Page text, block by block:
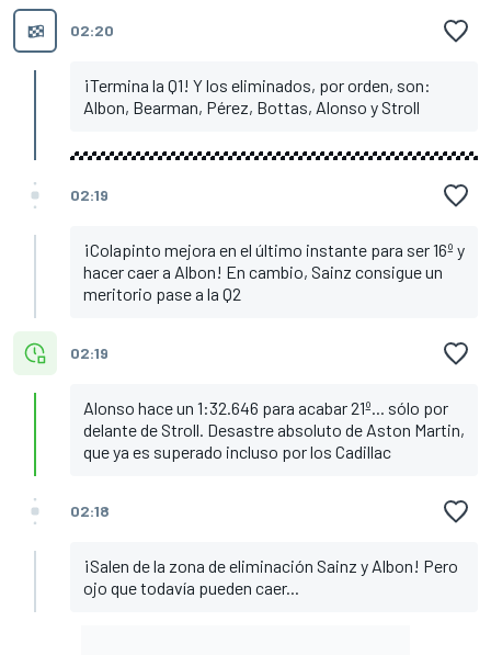
02:20
¡Termina la Q1! Y los eliminados, por orden, son:
Albon, Bearman, Pérez, Bottas, Alonso y Stroll
02:19
¡Colapinto mejora en el último instante para ser 16º y
hacer caer a Albon! En cambio, Sainz consigue un
meritorio pase a la Q2
02:19
Alonso hace un 1:32.646 para acabar 21º... sólo por
delante de Stroll. Desastre absoluto de Aston Martin,
que ya es superado incluso por los Cadillac
02:18
¡Salen de la zona de eliminación Sainz y Albon! Pero
ojo que todavía pueden caer...